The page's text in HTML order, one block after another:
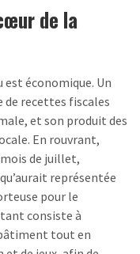
de recettes fiscales
et son produit des
En rouvrant,
de juillet,
représentée
pour le
consiste à
tout en
de jeux, afin de